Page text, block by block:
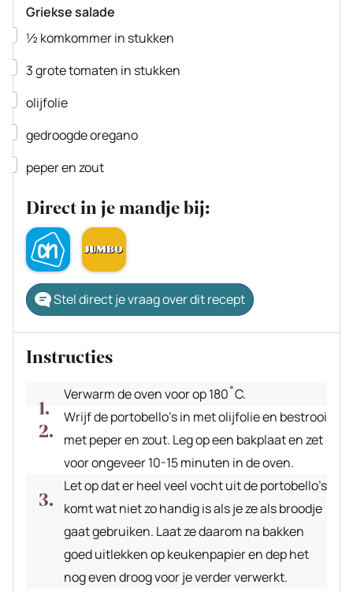
Griekse salade
▢
½komkommerin stukken
▢
3grote tomaten in stukken
▢
olijfolie
▢
gedroogde oregano
▢
peper en zout
Direct in je mandje bij:
Stel direct je vraag over dit recept
Instructies
Verwarm de oven voor op 180˚C.
Wrijf de portobello’s in met olijfolie en bestrooi
met peper en zout. Leg op een bakplaat en zet
voor ongeveer 10-15 minuten in de oven.
Let op dat er heel veel vocht uit de portobello’s
komt wat niet zo handig is als je ze als broodje
gaat gebruiken. Laat ze daarom na bakken
goed uitlekken op keukenpapier en dep het
nog even droog voor je verder verwerkt.